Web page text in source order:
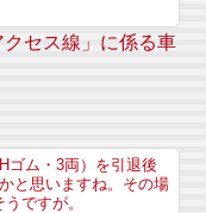
セス線」に係る車
ゴム・3両）を引退後
と思いますね。その場
ですが。